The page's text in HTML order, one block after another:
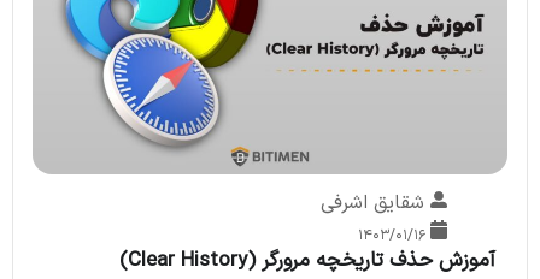
شقایق اشرفی
۱۴۰۳/۰۱/۱۶
آموزش حذف تاریخچه مرورگر (Clear History)